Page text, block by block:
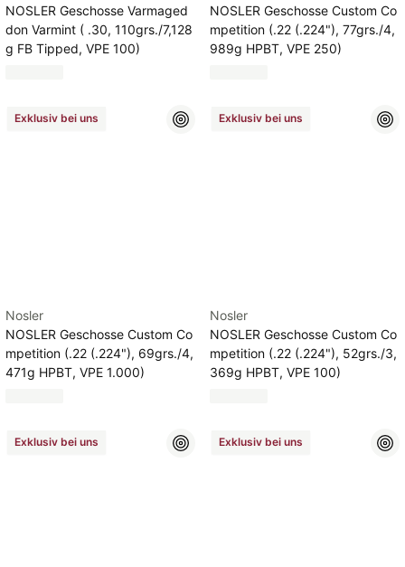
NOSLER Geschosse Varmaged
don Varmint ( .30, 110grs./7,128
g FB Tipped, VPE 100)
NOSLER Geschosse Custom Co
mpetition (.22 (.224"), 77grs./4,
989g HPBT, VPE 250)
Exklusiv bei uns
Nosler
NOSLER Geschosse Custom Co
mpetition (.22 (.224"), 69grs./4,
471g HPBT, VPE 1.000)
Exklusiv bei uns
Nosler
NOSLER Geschosse Custom Co
mpetition (.22 (.224"), 52grs./3,
369g HPBT, VPE 100)
Exklusiv bei uns Exklusiv bei uns